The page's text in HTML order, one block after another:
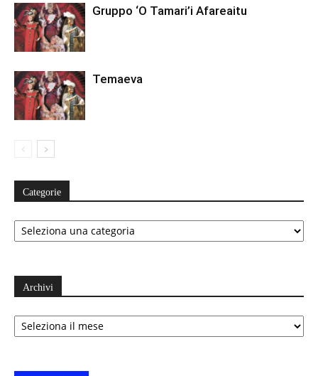
Gruppo ‘O Tamari’i Afareaitu
Temaeva
Categorie
Categorie
Archivi
Archivi